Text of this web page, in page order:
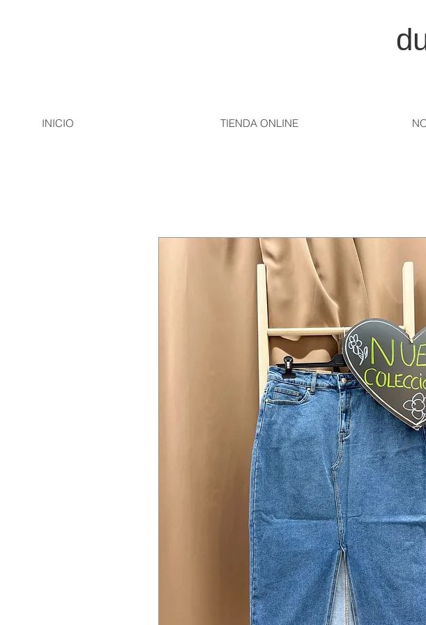
INICIO TIENDA ONLINE